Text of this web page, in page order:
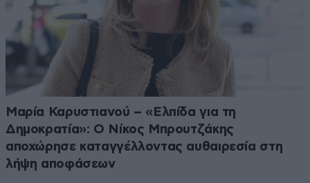
Μαρία Καρυστιανού – «Ελπίδα για τη
Δημοκρατία»: Ο Νίκος Μπρουτζάκης
αποχώρησε καταγγέλλοντας αυθαιρεσία στη
λήψη αποφάσεων